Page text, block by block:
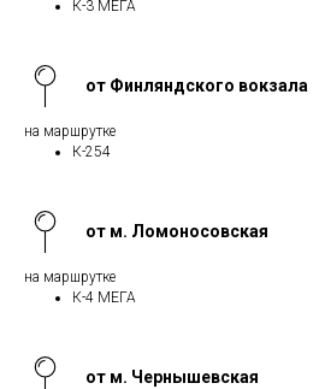
К-3 МЕГА
от Финляндского вокзала
на маршрутке
К-254
от м. Ломоносовская
на маршрутке
К-4 МЕГА
от м. Чернышевская